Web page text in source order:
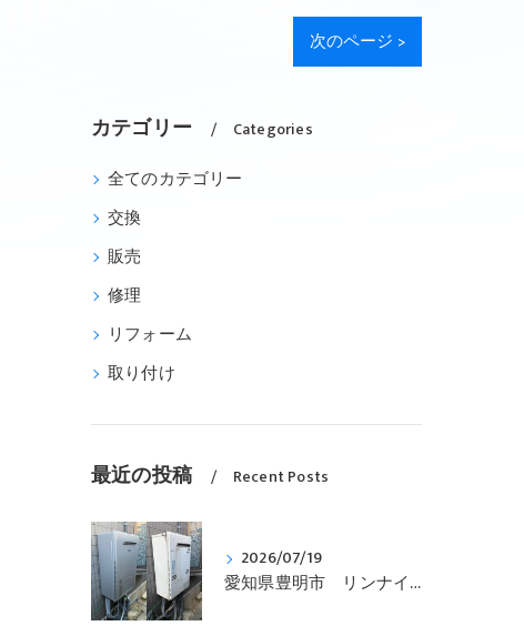
次のページ >
カテゴリー Categories
全てのカテゴリー
交換
販売
修理
リフォーム
取り付け
最近の投稿 Recent Posts
2026/07/19
愛知県豊明市 リンナイ、ガス給湯暖房用熱源機、エコジョーズ、壁掛型「RUFH-K2403AW2-3(A)」から「RUFH-E2407SAW(A)」への交換です